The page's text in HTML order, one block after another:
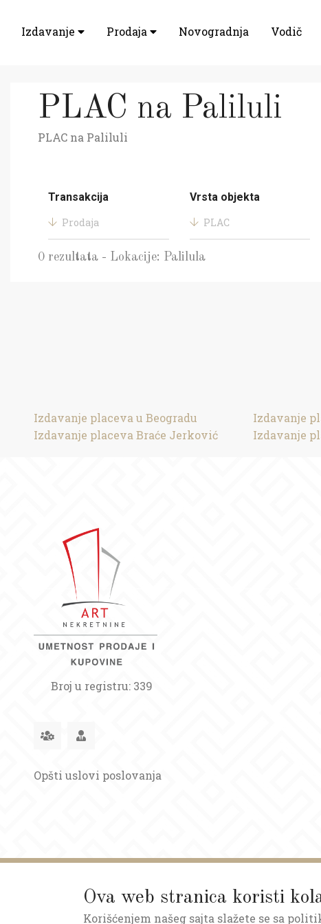
Izdavanje Prodaja Novogradnja Vodič
Ova web stranica koristi
Korišćenjem našeg sajta slažete se sa
PLAC na Paliluli
PLAC na Paliluli
Transakcija
Prodaja
Vrsta objekta
PLAC
0 rezultata - Lokacije: Palilula
Izdavanje placeva u Beogradu
Izdavanje placeva Braće Jerković
Izdavanje
Izdavanje
Broj u registru: 339
Opšti uslovi poslovanja